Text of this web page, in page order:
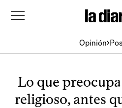
Opinión
Lo que
religioso, antes